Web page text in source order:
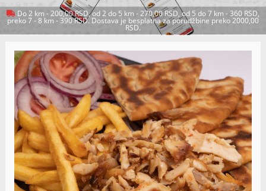
Do 2 km - 200,00 RSD, od 2 do 5 km - 270,00 RSD, od 5 do 7 km - 360 RSD,
preko 7 - 8 km - 390 RSD. Dostava je besplatna za porudžbine preko 2000,00
RSD.
VRATI SE NA JELOVNIK